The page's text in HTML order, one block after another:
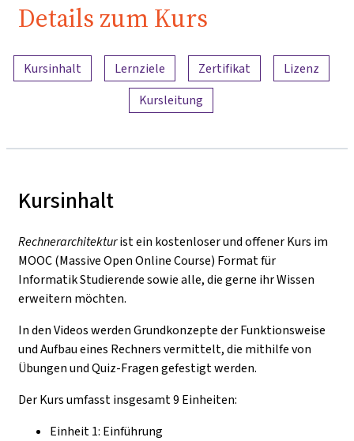
Details zum Kurs
Inhaltsübersicht
Kursinhalt Lernziele Zertifikat
Lizenz
Kursleitung
Kursinhalt
Rechnerarchitekturist ein kostenloser und offener Kurs im
MOOC (Massive Open Online Course) Format für
Informatik Studierende sowie alle, die gerne ihr Wissen
erweitern möchten.
In den Videos werden Grundkonzepte der Funktionsweise
und Aufbau eines Rechners vermittelt, die mithilfe von
Übungen und Quiz-Fragen gefestigt werden.
Der Kurs umfasst insgesamt 9 Einheiten:
Einheit 1: Einführung